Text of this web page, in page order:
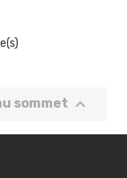
sommet 